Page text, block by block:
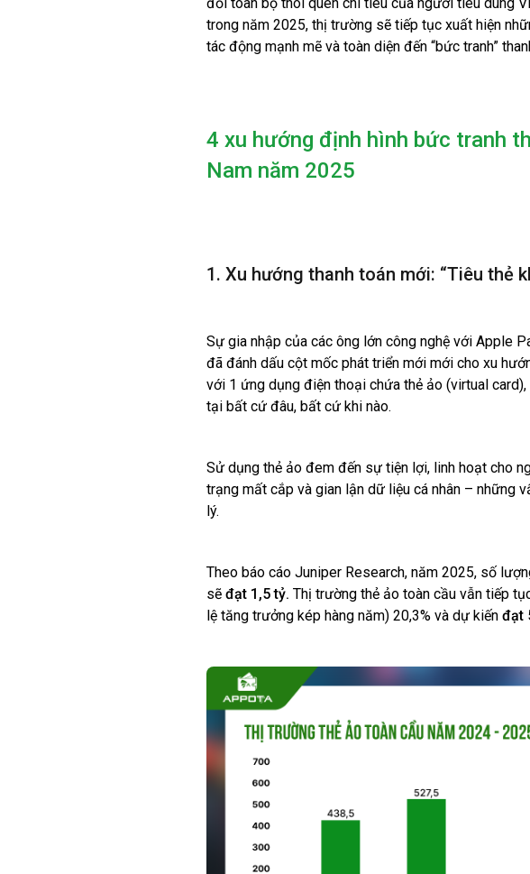
trong năm 2025, thị trường sẽ tiếp tục xuất hiện
tác động mạnh mẽ và toàn diện đến “bức tranh”
4 xu hướng định hình bức tranh
Nam năm 2025
1. Xu hướng thanh toán mới: “Tiêu thẻ
Sự gia nhập của các ông lớn công nghệ với Apple
đã đánh dấu cột mốc phát triển mới mới cho xu
với 1 ứng dụng điện thoại chứa thẻ ảo (virtual
tại bất cứ đâu, bất cứ khi nào.
Sử dụng thẻ ảo đem đến sự tiện lợi, linh hoạt cho
trạng mất cắp và gian lận dữ liệu cá nhân – những
lý.
Theo báo cáo Juniper Research, năm 2025, số
sẽ đạt 1,5 tỷ. Thị trường thẻ ảo toàn cầu vẫn tiếp
lệ tăng trưởng kép hàng năm) 20,3% và dự kiến đạt